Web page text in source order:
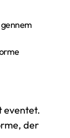
eventet.
der